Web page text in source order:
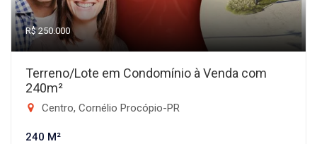
R$ 250.000
Terreno/Lote em Condomínio à Venda com
240m²
Centro, Cornélio Procópio-PR
240 M²